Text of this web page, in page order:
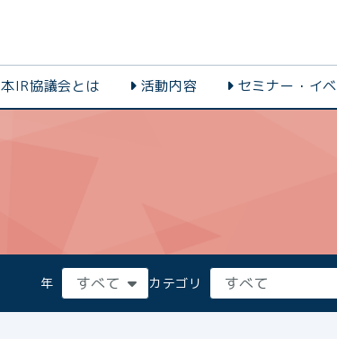
IR協議会とは 活動内容 セミナー・イ
年 カテゴリ